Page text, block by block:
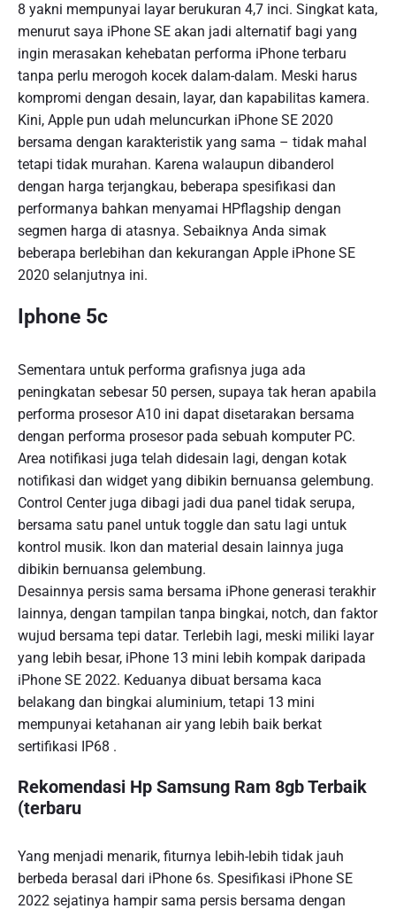
8 yakni mempunyai layar berukuran 4,7 inci. Singkat kata,
menurut saya iPhone SE akan jadi alternatif bagi yang
ingin merasakan kehebatan performa iPhone terbaru
tanpa perlu merogoh kocek dalam-dalam. Meski harus
kompromi dengan desain, layar, dan kapabilitas kamera.
Kini, Apple pun udah meluncurkan iPhone SE 2020
bersama dengan karakteristik yang sama – tidak mahal
tetapi tidak murahan. Karena walaupun dibanderol
dengan harga terjangkau, beberapa spesifikasi dan
performanya bahkan menyamai HPflagship dengan
segmen harga di atasnya. Sebaiknya Anda simak
beberapa berlebihan dan kekurangan Apple iPhone SE
2020 selanjutnya ini.
Iphone 5c
Sementara untuk performa grafisnya juga ada
peningkatan sebesar 50 persen, supaya tak heran apabila
performa prosesor A10 ini dapat disetarakan bersama
dengan performa prosesor pada sebuah komputer PC.
Area notifikasi juga telah didesain lagi, dengan kotak
notifikasi dan widget yang dibikin bernuansa gelembung.
Control Center juga dibagi jadi dua panel tidak serupa,
bersama satu panel untuk toggle dan satu lagi untuk
kontrol musik. Ikon dan material desain lainnya juga
dibikin bernuansa gelembung.
Desainnya persis sama bersama iPhone generasi terakhir
lainnya, dengan tampilan tanpa bingkai, notch, dan faktor
wujud bersama tepi datar. Terlebih lagi, meski miliki layar
yang lebih besar, iPhone 13 mini lebih kompak daripada
iPhone SE 2022. Keduanya dibuat bersama kaca
belakang dan bingkai aluminium, tetapi 13 mini
mempunyai ketahanan air yang lebih baik berkat
sertifikasi IP68 .
Rekomendasi Hp Samsung Ram 8gb Terbaik
(terbaru
Yang menjadi menarik, fiturnya lebih-lebih tidak jauh
berbeda berasal dari iPhone 6s. Spesifikasi iPhone SE
2022 sejatinya hampir sama persis bersama dengan